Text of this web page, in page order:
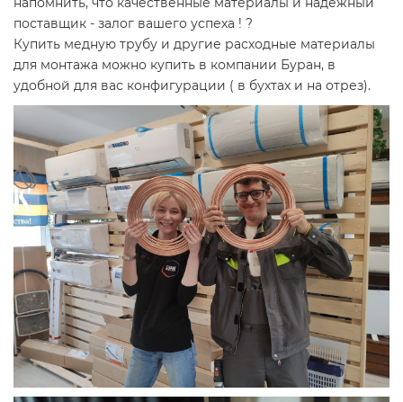
поставщик - залог вашего успеха ! ?
Купить медную трубу и другие расходные материалы
для монтажа можно купить в компании Буран, в
удобной для вас конфигурации ( в бухтах и на отрез).